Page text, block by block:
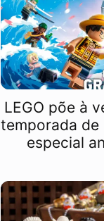
LEGO põe à
temporada de
especial